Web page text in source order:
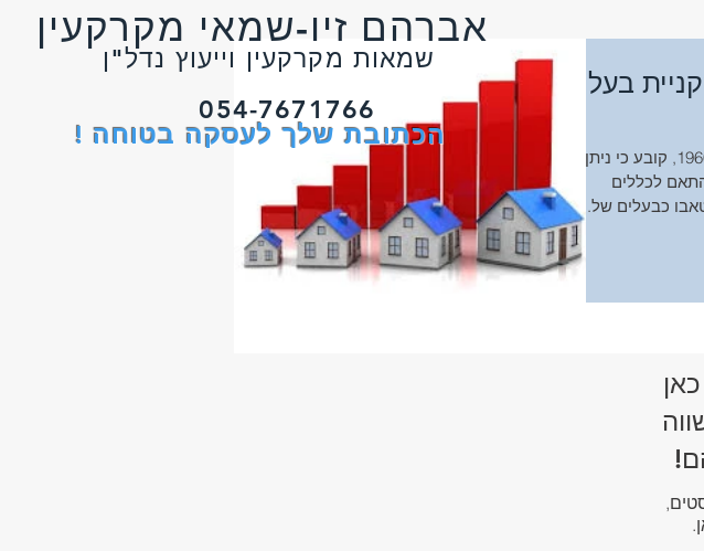
שמאות מקרקעין וייעוץ נדל"ן
054-7671766
הכתובת שלך לעסקה בטוחה !
בעלות
חוק רשות מקרקעי ישראל, התש"ך-1960, קובע כי ניתן
לכללים
כבעלים של...